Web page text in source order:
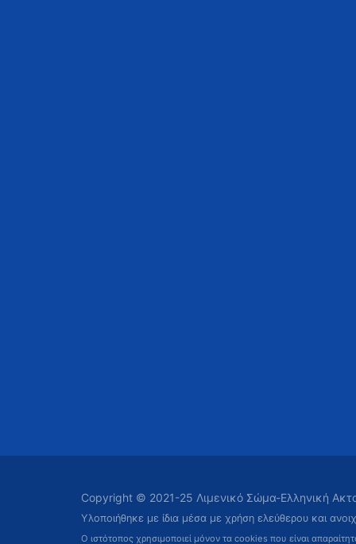
Copyright © 2021-25 Λιμενικό Σώμα-Ελληνική
Υλοποιήθηκε με ίδια μέσα με χρήση ελεύθερου και
Ο ιστότοπος χρησιμοποιεί μόνον τα cookies που είναι